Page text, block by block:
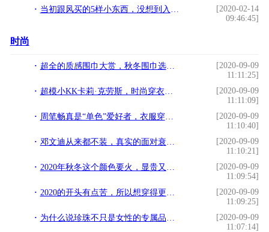
当初跟风买的5样小东西，没想到入住后竟如此实用，庆幸自己选对
[2020-02-14
09:46:45]
时尚
超全的质感围巾大赏，秋冬围巾选择这里都有
[2020-09-09
11:11:25]
超模小KK卡莉·克劳斯，时尚穿衣潇洒帅气，又不失优雅气质
[2020-09-09
11:11:09]
周笔畅真是“单色”爱好者，衣服穿一个色像套装，配个大包有点帅
[2020-09-09
11:10:40]
邓文迪从来都不装，真实的面对衰老，穿的衣服显年轻
[2020-09-09
11:10:21]
2020年秋冬这个颜色要火，显贵又优雅
[2020-09-09
11:09:54]
2020的开头有点苦，所以想穿得更甜一些
[2020-09-09
11:09:25]
为什么说珍珠不只是女性的专属品？凭什么可以男女通吃？
[2020-09-09
11:07:14]